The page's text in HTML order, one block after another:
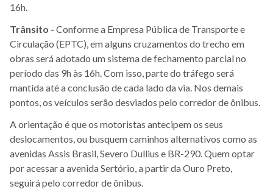
16h.
Trânsito - Conforme a Empresa Pública de Transporte e
Circulação (EPTC), em alguns cruzamentos do trecho em
obras será adotado um sistema de fechamento parcial no
período das 9h às 16h. Com isso, parte do tráfego será
mantida até a conclusão de cada lado da via. Nos demais
pontos, os veículos serão desviados pelo corredor de ônibus.
A orientação é que os motoristas antecipem os seus
deslocamentos, ou busquem caminhos alternativos como as
avenidas Assis Brasil, Severo Dullius e BR-290. Quem optar
por acessar a avenida Sertório, a partir da Ouro Preto,
seguirá pelo corredor de ônibus.